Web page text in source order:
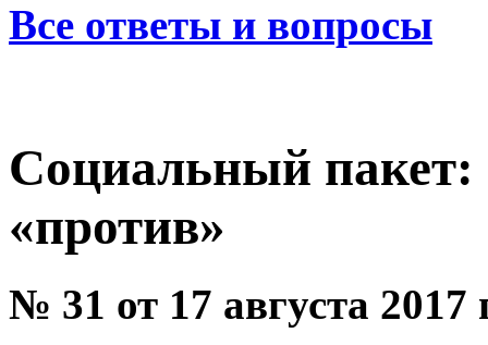
Все ответы и вопросы
Социальный пакет:
«против»
№ 31 от 17 августа 2017